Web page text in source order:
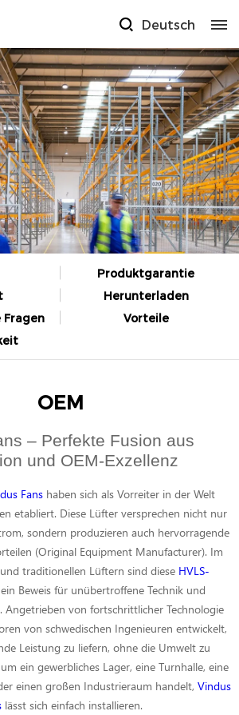
Deutsch
Produktgarantie
Herunterladen
Vorteile
OEM
– Perfekte Fusion aus
und OEM-Exzellenz
Fanshaben sich als Vorreiter in der Welt
etabliert. Diese Lüfter versprechen nicht nur
sondern produzieren auch hervorragende
(Original Equipment Manufacturer). Im
traditionellen Lüftern sind diese HVLS-
Beweis für unübertroffene Technik und
Angetrieben von fortschrittlicher Technologie
von schwedischen Ingenieuren entwickelt,
Leistung zu liefern, ohne die Umwelt zu
ein gewerbliches Lager, eine Turnhalle, eine
einen großen Industrieraum handelt, Vindus
lässt sich einfach installieren.